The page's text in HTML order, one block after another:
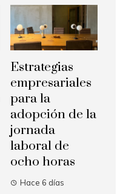
Estrategias
empresariales
para la
adopción de la
jornada
laboral de
ocho horas
Hace 6 días